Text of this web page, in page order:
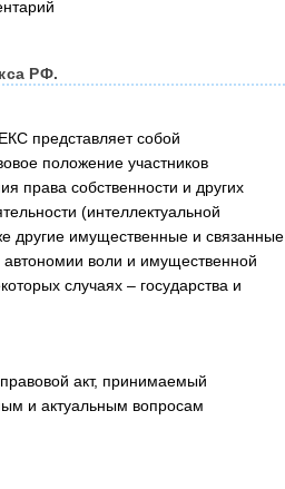
РФ.
представляет собой
положение участников
права собственности и других
(интеллектуальной
другие имущественные и связанные
воли и имущественной
случаях – государства и
акт, принимаемый
и актуальным вопросам